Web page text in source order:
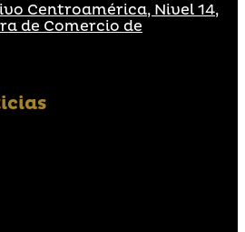
Centroamérica, Nivel 14,
de Comercio de